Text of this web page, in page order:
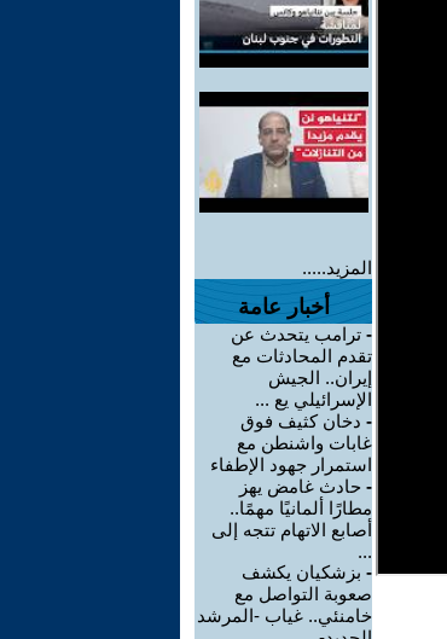
المزيد.....
أخبار عامة
- ترامب يتحدث عن
تقدم المحادثات مع
إيران.. الجيش
الإسرائيلي يع ...
- دخان كثيف فوق
غابات واشنطن مع
استمرار جهود الإطفاء
- حادث غامض يهز
مطارًا ألمانيًا مهمًا..
أصابع الاتهام تتجه إلى
...
- بزشكيان يكشف
صعوبة التواصل مع
خامنئي.. غياب -المرشد